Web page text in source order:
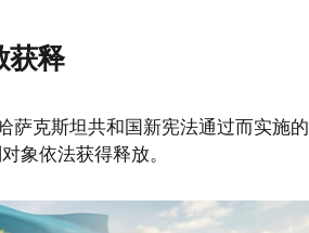
获释
萨克斯坦共和国新宪法通过而实施的
象依法获得释放。